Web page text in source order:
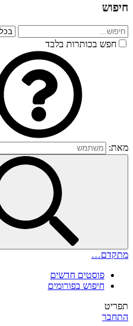
חיפוש
חפש בכותרות בלבד
מאת:
מתקדם…
פוסטים חדשים
חיפוש בפורומים
תפריט
התחבר